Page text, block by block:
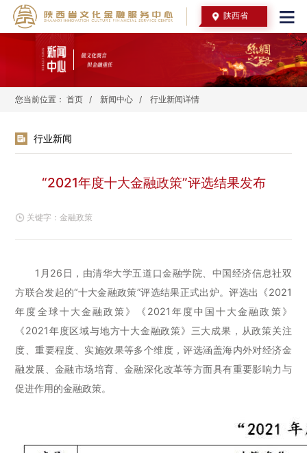
陕西省
您当前位置：首页 / 新闻中心 / 行业新闻详情
行业新闻
“2021年度十大金融政策”评选结果发布
关键字： 金融政策
1月26日，由清华大学五道口金融学院、中国经济信息社双
方联合发起的“十大金融政策”评选结果正式出炉。评选出《2021
年度全球十大金融政策》《2021年度中国十大金融政策》
《2021年度区域与地方十大金融政策》三大成果，从政策关注
度、重要程度、实施效果等多个维度，评选涵盖海内外对经济金
融发展、金融市场培育、金融深化改革等方面具有重要影响力与
促进作用的金融政策。